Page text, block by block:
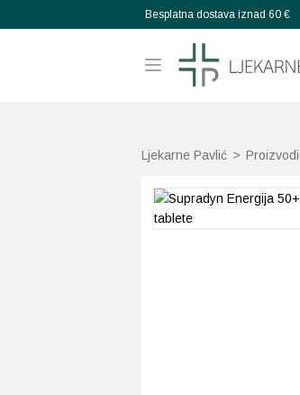
Besplatna dostava iznad 60 €
Ljekarne Pavlić > Proizvodi